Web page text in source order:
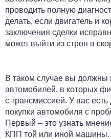
проводить полную
делать, если двигатель и
заключения сделки
может выйти из строя в
В таком случае вы должны
автомобилей, в которых
с трансмиссией. У вас
покупки автомобиля с
Первый – это узнать
КПП той или иной машины.